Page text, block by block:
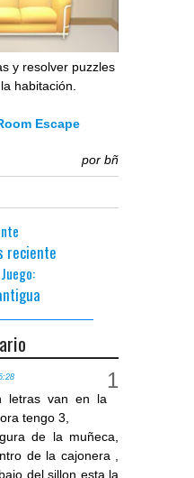
y resolver puzzles
habitación.
Escape
por bñ
reciente
letras van en la
tengo 3,
de la muñeca,
de la cajonera ,
del sillon esta la